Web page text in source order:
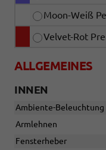
Moon-Weiß
Velvet-Rot
ALLGEMEINES
INNEN
Ambiente-Beleuchtung
Armlehnen
Fensterheber